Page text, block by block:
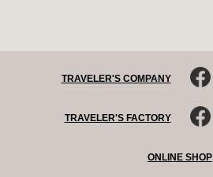
TRAVELER'S COMPANY
TRAVELER'S FACTORY
ONLINE SHOP